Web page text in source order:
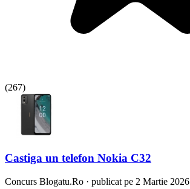
(267)
Castiga un telefon Nokia C32
Concurs Blogatu.Ro · publicat pe 2 Martie 2026